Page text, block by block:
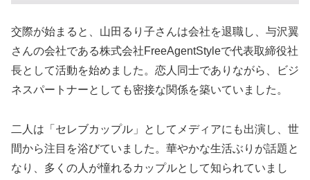
交際が始まると、山田るり子さんは会社を退職し、与沢翼
さんの会社である株式会社FreeAgentStyleで代表取締役社
長として活動を始めました。恋人同士でありながら、ビジ
ネスパートナーとしても密接な関係を築いていました。
二人は「セレブカップル」としてメディアにも出演し、世
間から注目を浴びていました。華やかな生活ぶりが話題と
なり、多くの人が憧れるカップルとして知られていまし